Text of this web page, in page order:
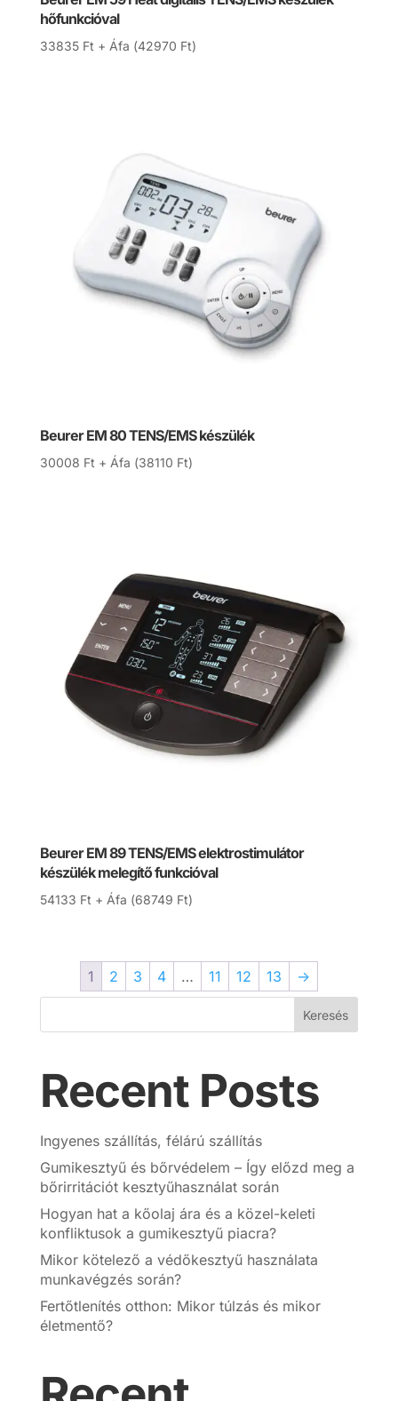
hőfunkcióval
33835 Ft + Áfa (42970 Ft)
Beurer EM 80 TENS/EMS készülék
30008 Ft + Áfa (38110 Ft)
Beurer EM 89 TENS/EMS elektrostimulátor
készülék melegítő funkcióval
54133 Ft + Áfa (68749 Ft)
1 2 3 4 … 11 12 13 →
Keresés
Recent Posts
Ingyenes szállítás, félárú szállítás
Gumikesztyű és bőrvédelem – Így előzd meg a
bőrirritációt kesztyűhasználat során
Hogyan hat a kőolaj ára és a közel-keleti
konfliktusok a gumikesztyű piacra?
Mikor kötelező a védőkesztyű használata
munkavégzés során?
Fertőtlenítés otthon: Mikor túlzás és mikor
életmentő?